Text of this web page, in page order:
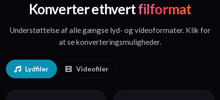
Konverter ethvertfilformat
Understøttelse af alle gængse lyd- og videoformater. Klik for
at se konverteringsmuligheder.
Lydfiler Videofiler